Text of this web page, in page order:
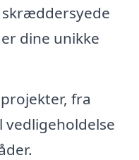
skræddersyede
dine unikke
fra